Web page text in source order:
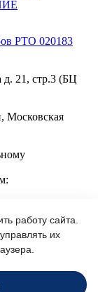
РТО 020183
д. 21, стр.3 (БЦ
Московская
работу сайта.
их